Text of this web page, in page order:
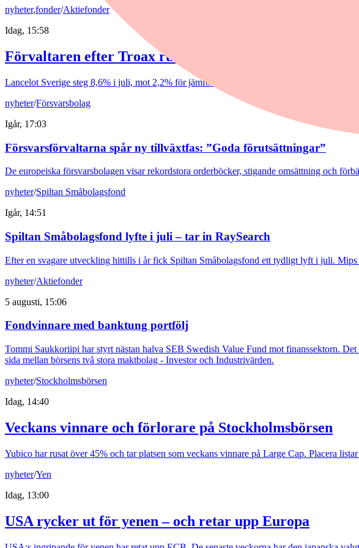
nyheter,fonder/Aktiefonder
Idag, 15:58
Förvaltaren efter Troax rusning: "Fortsatt stor
Lancelot Sverige steg 8,6% i juli, mot 2,2% för jämförelseindex. Rapportvinnarna Mips
nyheter/Försvarsbolag
Igår, 17:03
Försvarsförvaltarna spår ny tillväxtfas: ”Goda förutsättningar”
De europeiska försvarsbolagen visar rekordstora orderböcker, stigande omsättning och
nyheter/Spiltan Småbolagsfond
Igår, 14:51
Spiltan Småbolagsfond lyfte i juli – tar in RaySearch
Efter en svagare utveckling hittills i år fick Spiltan Småbolagsfond ett tydligt lyft i juli.
nyheter/Aktiefonder
5 augusti, 15:06
Fondvinnare med banktung portfölj
Tommi Saukkoriipi har styrt nästan halva SEB Swedish Value Fund mot finanssektorn.
sida mellan börsens två stora maktbolag - Investor och Industrivärden.
nyheter/Stockholmsbörsen
Idag, 14:40
Veckans vinnare och förlorare på Stockholmsbörsen
Yubico har rusat över 45% och tar platsen som veckans vinnare på Large Cap. Placera
nyheter/Yen
Idag, 13:00
USA rycker ut för yenen – och retar upp Europa